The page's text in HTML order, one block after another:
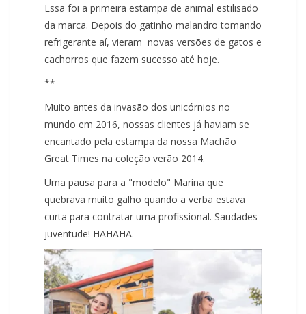
Essa foi a primeira estampa de animal estilisado
da marca. Depois do gatinho malandro tomando
refrigerante aí, vieram novas versões de gatos e
cachorros que fazem sucesso até hoje.
**
Muito antes da invasão dos unicórnios no
mundo em 2016, nossas clientes já haviam se
encantado pela estampa da nossa Machão
Great Times na coleção verão 2014.
Uma pausa para a "modelo" Marina que
quebrava muito galho quando a verba estava
curta para contratar uma profissional. Saudades
juventude! HAHAHA.